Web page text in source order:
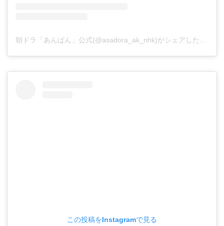
朝ドラ「あんぱん」公式(@asadora_ak_nhk)がシェアした投稿
この投稿をInstagramで見る